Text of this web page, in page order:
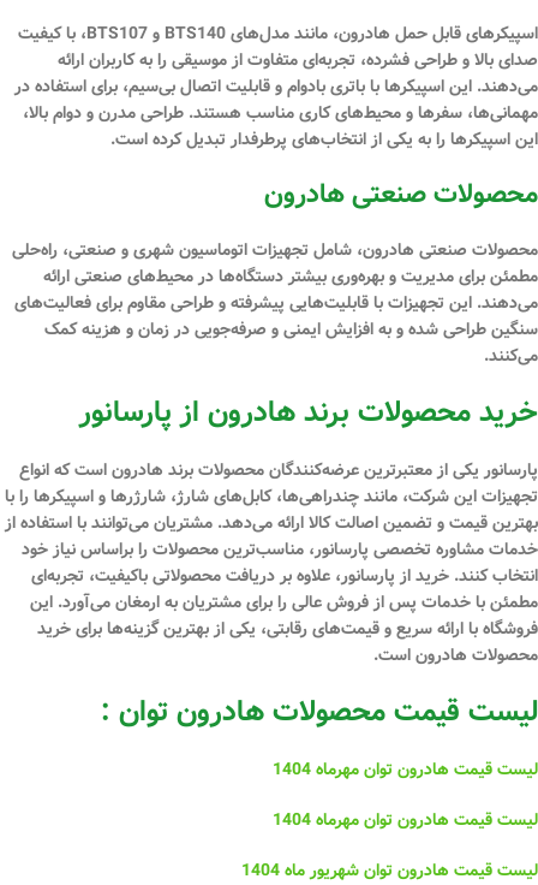
اسپیکرهای قابل حمل هادرون، مانند مدل‌های BTS140 و BTS107، با کیفیت
صدای بالا و طراحی فشرده، تجربه‌ای متفاوت از موسیقی را به کاربران ارائه
می‌دهند. این اسپیکرها باباتریبادوام و قابلیت اتصال بی‌سیم، برای استفاده در
مهمانی‌ها، سفرها و محیط‌های کاری مناسب هستند. طراحی مدرن و دوام بالا،
این اسپیکرها را به یکی از انتخاب‌های پرطرفدار تبدیل کرده است.
محصولات صنعتی هادرون
محصولات صنعتی هادرون، شامل تجهیزات اتوماسیون شهری و صنعتی، راه‌حلی
مطمئن برای مدیریت و بهره‌وری بیشتر دستگاه‌ها در محیط‌های صنعتی ارائه
می‌دهند. این تجهیزات با قابلیت‌هایی پیشرفته و طراحی مقاوم برای فعالیت‌های
سنگین طراحی شده و به افزایش ایمنی و صرفه‌جویی در زمان و هزینه کمک
می‌کنند.
خرید محصولات برند هادرون از پارسانور
پارسانور یکی از معتبرترین عرضه‌کنندگان محصولات برند هادرون است که انواع
تجهیزات این شرکت، مانند چندراهی‌ها، کابل‌های شارژ، شارژرها و اسپیکرها را با
بهترین قیمت و تضمین اصالت کالا ارائه می‌دهد. مشتریان می‌توانند با استفاده از
خدمات مشاوره تخصصی پارسانور، مناسب‌ترین محصولات را براساس نیاز خود
انتخاب کنند. خرید از پارسانور، علاوه بر دریافت محصولاتی باکیفیت، تجربه‌ای
مطمئن با خدمات پس از فروش عالی را برای مشتریان به ارمغان می‌آورد. این
فروشگاه با ارائه سریع و قیمت‌های رقابتی، یکی از بهترین گزینه‌ها برای خرید
محصولات هادرون است.
لیست قیمت محصولات هادرون توان :
لیست قیمت هادرون توان مهرماه 1404
لیست قیمت هادرون توان مهرماه 1404
لیست قیمت هادرون توان شهریور ماه 1404